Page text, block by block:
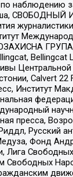
по наблюдению
СВОБОДНЫЙ
ГРУПА,
Bellingcat
Calvert 22
Институт
пресса,
Русский
Фонд
Лига
Свободных